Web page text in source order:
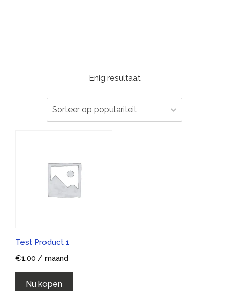
Enig resultaat
Test Product 1
€1.00 / maand
Nu kopen